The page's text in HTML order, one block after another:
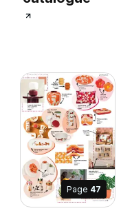
Page 47